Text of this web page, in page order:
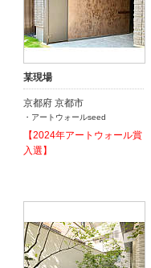
某現場
京都府 京都市
・アートウォールseed
【2024年アートウォール賞
入選】